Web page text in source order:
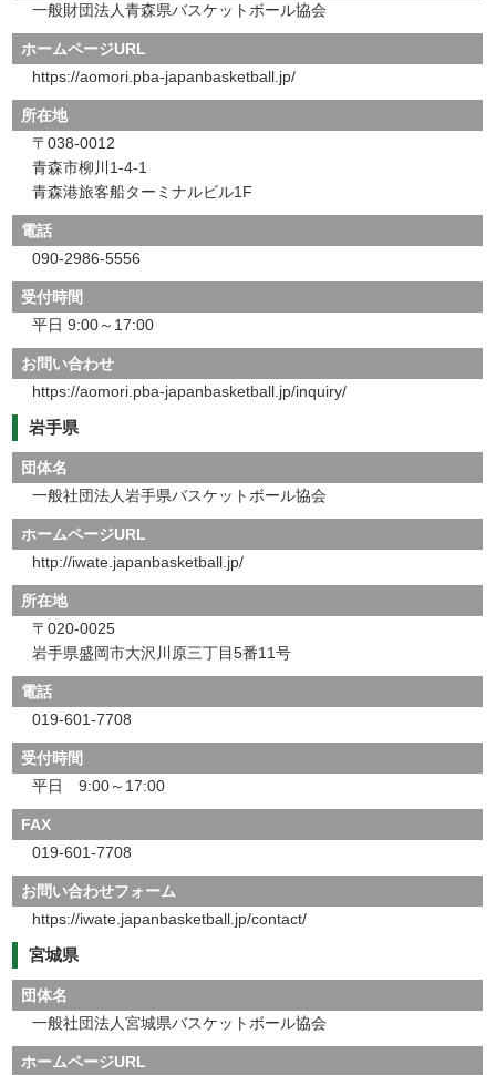
一般財団法人青森県バスケットボール協会
ホームページURL
https://aomori.pba-japanbasketball.jp/
所在地
〒038-0012
青森市柳川1-4-1
青森港旅客船ターミナルビル1F
電話
090-2986-5556
受付時間
平日 9:00～17:00
お問い合わせ
https://aomori.pba-japanbasketball.jp/inquiry/
岩手県
団体名
一般社団法人岩手県バスケットボール協会
ホームページURL
http://iwate.japanbasketball.jp/
所在地
〒020-0025
岩手県盛岡市大沢川原三丁目5番11号
電話
019-601-7708
受付時間
平日 9:00～17:00
FAX
019-601-7708
お問い合わせフォーム
https://iwate.japanbasketball.jp/contact/
宮城県
団体名
一般社団法人宮城県バスケットボール協会
ホームページURL